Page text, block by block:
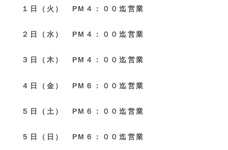
１日（火） PM４：００迄営業
２日（水） PM４ ：００迄営業
３日（木） PM４ ：００迄営業
４日（金） PM６ ：００迄営業
５日（土） PM６：００迄営業
５日（日） PM６：００迄営業